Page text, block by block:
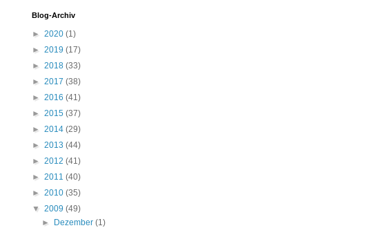
Blog-Archiv
► 2020 (1)
► 2019 (17)
► 2018 (33)
► 2017 (38)
► 2016 (41)
► 2015 (37)
► 2014 (29)
► 2013 (44)
► 2012 (41)
► 2011 (40)
► 2010 (35)
▼ 2009 (49)
►
Dezember(1)